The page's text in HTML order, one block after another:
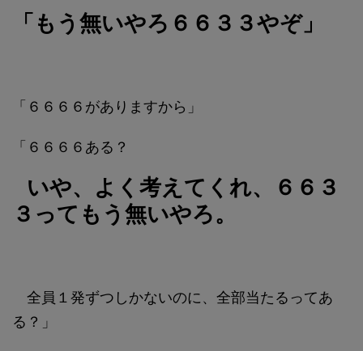
「もう無いやろ６６３３やぞ」
「６６６６がありますから」
「６６６６ある？
いや、よく考えてくれ、６６３
３ってもう無いやろ。
全員１発ずつしかないのに、全部当たるってあ
る？」